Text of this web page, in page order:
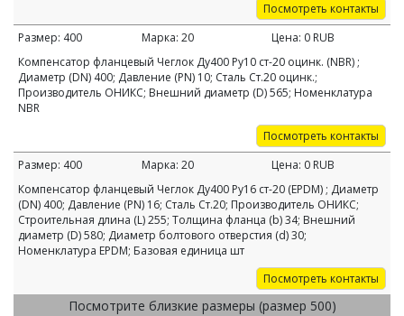
Посмотреть контакты
Размер: 400 Марка: 20 Цена: 0 RUB
Компенсатор фланцевый Чеглок Ду400 Ру10 ст-20 оцинк. (NBR) ;
Диаметр (DN) 400; Давление (PN) 10; Сталь Ст.20 оцинк.;
Производитель ОНИКС; Внешний диаметр (D) 565; Номенклатура
NBR
Посмотреть контакты
Размер: 400 Марка: 20 Цена: 0 RUB
Компенсатор фланцевый Чеглок Ду400 Ру16 ст-20 (EPDM) ; Диаметр
(DN) 400; Давление (PN) 16; Сталь Ст.20; Производитель ОНИКС;
Строительная длина (L) 255; Толщина фланца (b) 34; Внешний
диаметр (D) 580; Диаметр болтового отверстия (d) 30;
Номенклатура EPDM; Базовая единица шт
Посмотреть контакты
Посмотрите близкие размеры (размер 500)